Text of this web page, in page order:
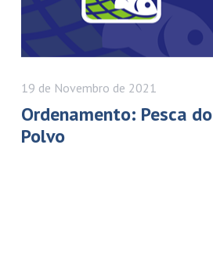
19 de Novembro de 2021
Ordenamento: Pesca do
Polvo